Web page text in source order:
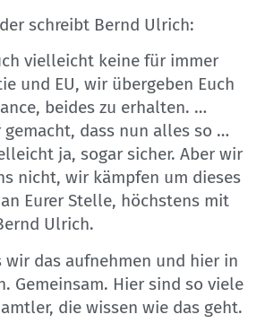
schreibt Bernd Ulrich:
vielleicht keine für immer
und EU, wir übergeben Euch
beides zu erhalten. …
gemacht, dass nun alles so …
ja, sogar sicher. Aber wir
nicht, wir kämpfen um dieses
Eurer Stelle, höchstens mit
Ulrich.
wir das aufnehmen und hier in
Gemeinsam. Hier sind so viele
die wissen wie das geht.